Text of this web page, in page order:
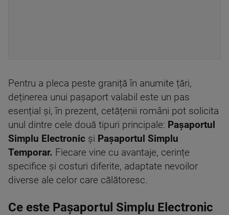
Pentru a pleca peste graniță în anumite țări,
deținerea unui pașaport valabil este un pas
esențial și, în prezent, cetățenii români pot solicita
unul dintre cele două tipuri principale: Pașaportul
Simplu Electronic și Pașaportul Simplu
Temporar. Fiecare vine cu avantaje, cerințe
specifice și costuri diferite, adaptate nevoilor
diverse ale celor care călătoresc.
Ce este Pașaportul Simplu Electronic